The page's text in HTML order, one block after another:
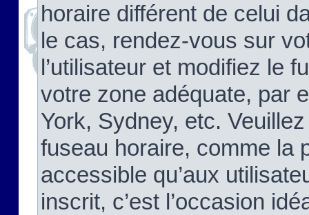
horaire différent de celui
le cas, rendez-vous sur
l’utilisateur et modifiez le
votre zone adéquate, par
York, Sydney, etc.
fuseau horaire, comme la
accessible qu’aux
inscrit, c’est l’occasion